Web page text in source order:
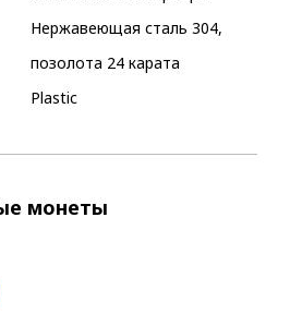
Нержавеющая сталь 304,
позолота 24 карата
Plastic
монеты